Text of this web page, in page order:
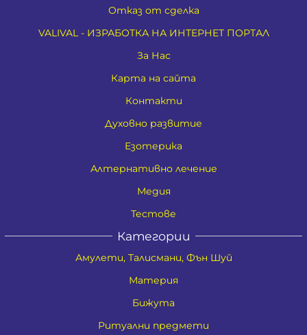
Отказ от сделка
VALIVAL - ИЗРАБОТКА НА ИНТЕРНЕТ ПОРТАЛ
За Нас
Карта на сайта
Контакти
Духовно развитие
Езотерика
Алтернативно лечение
Медия
Тестове
Категории
Амулети, Талисмани, Фън Шуй
Материя
Бижута
Ритуални предмети